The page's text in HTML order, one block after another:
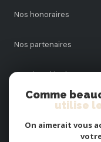
Nos honoraires
Nos partenaires
Mentions légales
Comme
utilise
On aimerait vous